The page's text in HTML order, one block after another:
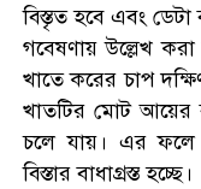
বিস্তৃত হবে এবং ডেটা
গবেষণায় উল্লেখ
খাতে করের চাপ
খাতটির মোট আয়ের
চলে যায়। এর ফলে
বিস্তার বাধাগ্রস্ত হচ্ছে।